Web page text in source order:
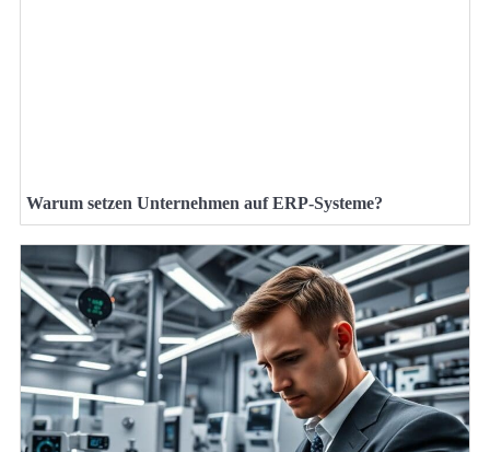
Warum setzen Unternehmen auf ERP-Systeme?